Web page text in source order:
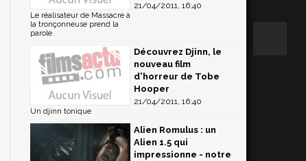
21/04/2011, 16:40
Le réalisateur de Massacre à
la tronçonneuse prend la
parole
Découvrez Djinn, le
nouveau film
d'horreur de Tobe
Hooper
21/04/2011, 16:40
Un djinn tonique
Alien Romulus : un
Alien 1.5 qui
impressionne - notre